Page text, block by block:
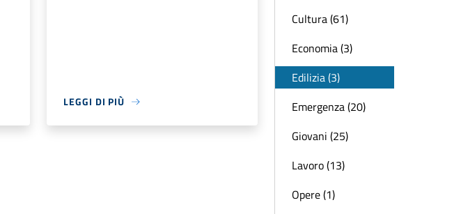
LEGGI DI PIÙ
Cultura (61)
Economia (3)
Edilizia (3)
Emergenza (20)
Giovani (25)
Lavoro (13)
Opere (1)